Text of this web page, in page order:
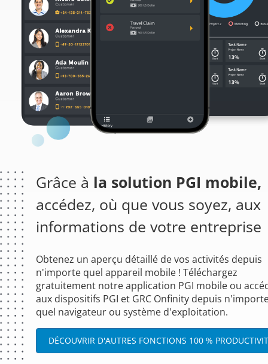
Grâce à la solution PGI mobile,
accédez, où que vous soyez, aux
informations de votre entreprise
Obtenez un aperçu détaillé de vos activités depuis
n'importe quel appareil mobile ! Téléchargez
gratuitement notre application PGI mobile ou
aux dispositifs PGI et GRC Onfinity depuis
quel navigateur ou système d'exploitation.
DÉCOUVRIR D'AUTRES FONCTIONS 100 %